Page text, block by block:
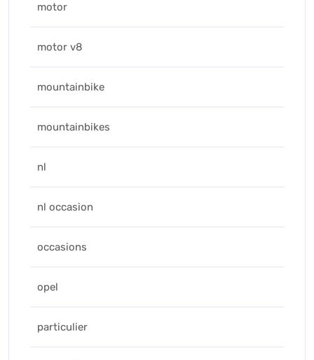
motor
motor v8
mountainbike
mountainbikes
nl
nl occasion
occasions
opel
particulier